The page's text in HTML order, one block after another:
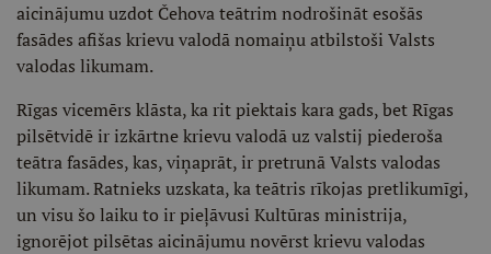
aicinājumu uzdot Čehova teātrim nodrošināt esošās
fasādes afišas krievu valodā nomaiņu atbilstoši Valsts
valodas likumam.
Rīgas vicemērs klāsta, ka rit piektais kara gads, bet Rīgas
pilsētvidē ir izkārtne krievu valodā uz valstij piederoša
teātra fasādes, kas, viņaprāt, ir pretrunā Valsts valodas
likumam. Ratnieks uzskata, ka teātris rīkojas pretlikumīgi,
un visu šo laiku to ir pieļāvusi Kultūras ministrija,
ignorējot pilsētas aicinājumu novērst krievu valodas